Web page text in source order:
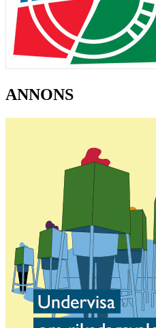
ANNONS